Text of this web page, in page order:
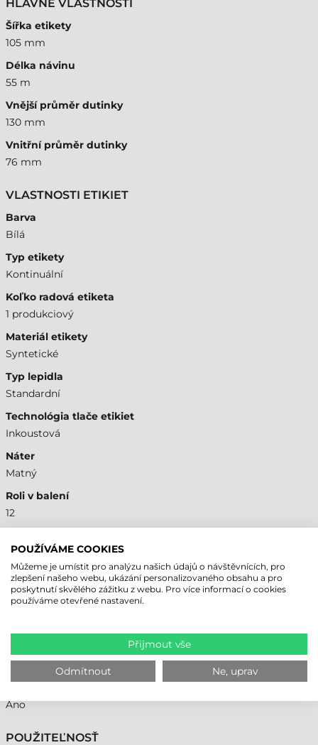
HLAVNÉ VLASTNOSTI
Šířka etikety
105 mm
Délka návinu
55 m
Vnější průměr dutinky
130 mm
Vnitřní průměr dutinky
76 mm
VLASTNOSTI ETIKIET
Barva
Bílá
Typ etikety
Kontinuální
Koľko radová etiketa
1 produkciový
Materiál etikety
Syntetické
Typ lepidla
Standardní
Technológia tlače etikiet
Inkoustová
Náter
Matný
Roli v balení
12
Vnější
Potlač etikiet
Nepotištěná
Plast PP
INÉ
Áno
POUŽITEĽNOSŤ
POUŽÍVÁME COOKIES
Můžeme je umístit pro analýzu našich údajů o návštěvnících, pro
zlepšení našeho webu, ukázání personalizovaného obsahu a pro
poskytnutí skvělého zážitku z webu. Pro více informací o cookies
používáme otevřené nastavení.
Přijmout vše
Odmítnout Ne, uprav